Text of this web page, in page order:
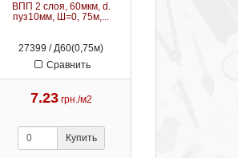
ВПП 2 слоя, 60мкм, d.
пуз10мм, Ш=0, 75м,...
27399 / Д60(0,75м)
Сравнить
7.23 грн./м2
Купить